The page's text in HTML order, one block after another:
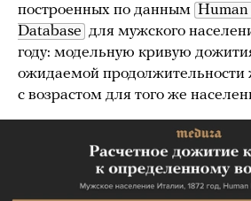
построенных по данным
Database для мужского
году: модельную кривую
ожидаемой продолжительности
с возрастом для того же